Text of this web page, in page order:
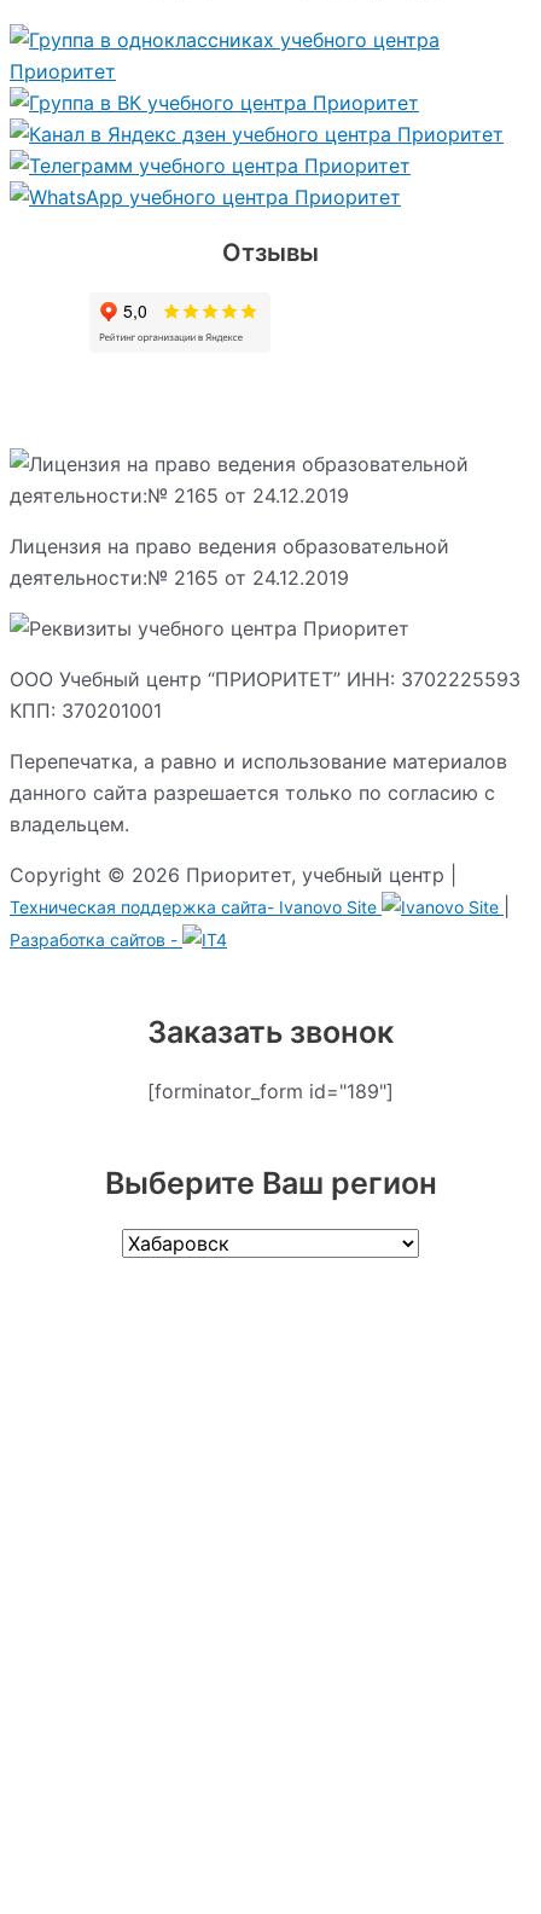
Отзывы
Лицензия на право ведения образовательной
деятельности:№ 2165 от 24.12.2019
ООО Учебный центр “ПРИОРИТЕТ” ИНН: 3702225593
КПП: 370201001
Перепечатка, а равно и использование материалов
данного сайта разрешается только по согласию с
владельцем.
Copyright © 2026 Приоритет, учебный центр |
Техническая поддержка сайта- Ivanovo Site
Разработка сайтов -
Заказать звонок
[forminator_form id="189"]
Выберите Ваш регион